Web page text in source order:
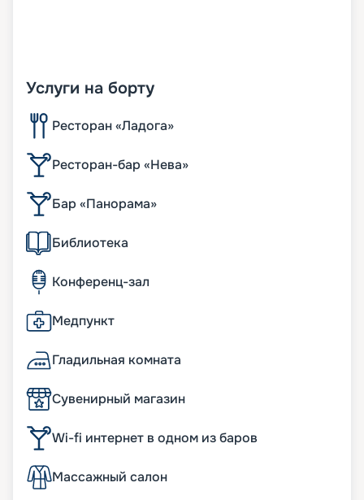
Услуги на борту
Ресторан «Ладога»
Ресторан-бар «Нева»
Бар «Панорама»
Библиотека
Конференц-зал
Медпункт
Гладильная комната
Сувенирный магазин
Wi-fi интернет в одном из баров
Массажный салон